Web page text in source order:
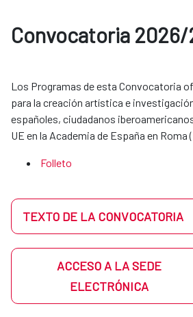
Convocatoria
Los Programas de esta Convocatoria
para la creación artística e
españoles, ciudadanos
UE en la Academia de España en Roma
Folleto
TEXTO DE LA CONVOCATORIA
ACCESO A LA SEDE
ELECTRÓNICA